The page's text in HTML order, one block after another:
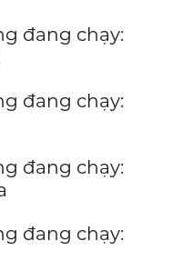
đang chạy:
đang chạy:
đang chạy:
đang chạy: